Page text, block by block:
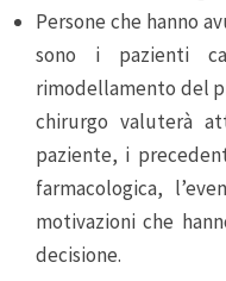
Persone che hanno
sono i pazienti
rimodellamento del
chirurgo valuterà
paziente, i
farmacologica,
motivazioni che
decisione.